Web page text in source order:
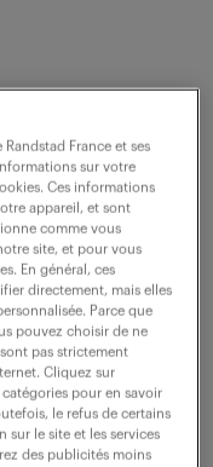
(f/h)
auprès d'une
différents secteurs
dans la
France et ses
sur votre
Ces informations
appareil, et sont
comme vous
site, et pour vous
En général, ces
directement, mais elles
Parce que
pouvez choisir de ne
pas strictement
Cliquez sur
catégories pour en savoir
le refus de certains
sur le site et les services
des publicités moins